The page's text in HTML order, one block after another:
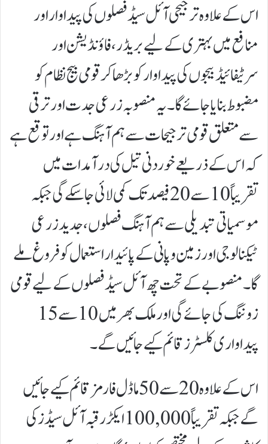
اس کے علاوہ ترجیحی آئل سیڈ فصلوں کی پیداوار اور
منافع میں بہتری کے لیے بریڈر، فاؤنڈیشن اور
سرٹیفائیڈ بیجوں کی پیداوار کو بڑھا کر قومی بیج نظام کو
مضبوط بنایا جائے گا۔یہ منصوبہ زرعی جدت اور ترقی
سے متعلق قومی ترجیحات سے ہم آہنگ ہے اور توقع ہے
کہ اس کے ذریعے خوردنی تیل کی درآمدات میں
تقریباً 10 سے 20 فیصد تک کمی لائی جا سکے گی جبکہ
موسمیاتی تبدیلی سے ہم آہنگ فصلوں، جدید زرعی
ٹیکنالوجی اور زمین و پانی کے پائیدار استعمال کو فروغ ملے
گا۔منصوبے کے تحت چھ آئل سیڈ فصلوں کے لیے قومی
زوننگ کی جائے گی اور ملک بھر میں 10 سے 15
پیداواری کلسٹرز قائم کیے جائیں گے۔
اس کے علاوہ 20 سے 50 ماڈل فارمز قائم کیے جائیں
گے جبکہ تقریباً 100,000 ایکڑ رقبہ آئل سیڈز کی